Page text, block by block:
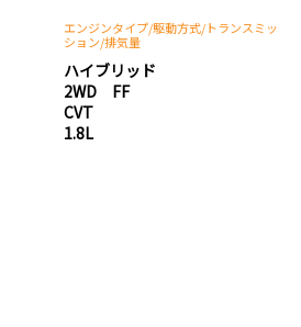
エンジンタイプ/駆動方式/トランスミッ
ション/排気量
ハイブリッド
2WD FF
CVT
1.8L